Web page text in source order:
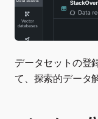
データセットの登
て、探索的データ